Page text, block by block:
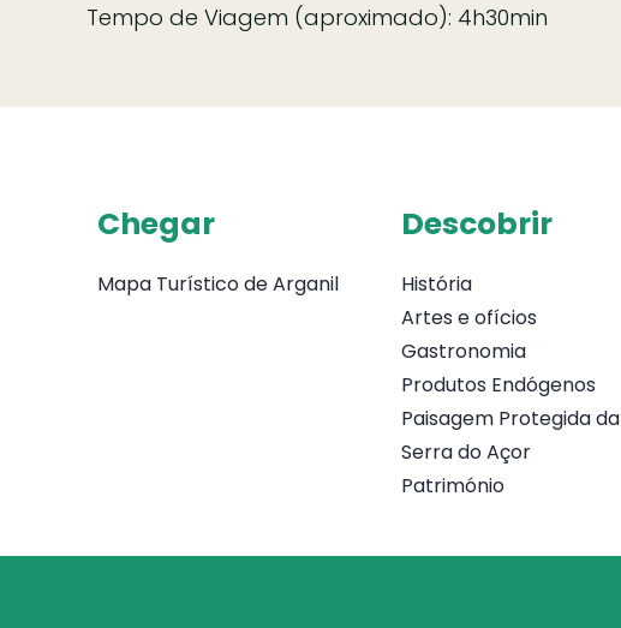
Tempo de Viagem (aproximado): 4h30min
Chegar
Mapa Turístico de Arganil
Descobrir
História
Artes e ofícios
Gastronomia
Produtos Endógenos
Paisagem Protegida da
Serra do Açor
Património